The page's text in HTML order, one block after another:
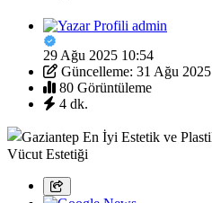
admin
29 Ağu 2025 10:54
Güncelleme: 31 Ağu 2025
80 Görüntüleme
4 dk.